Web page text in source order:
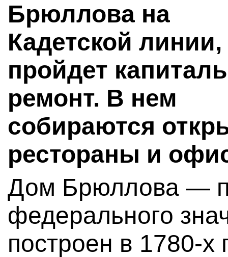
Брюллова на
Кадетской линии,
пройдет
ремонт. В нем
собираются
рестораны и
Дом Брюллова —
федерального
построен в 1780-х